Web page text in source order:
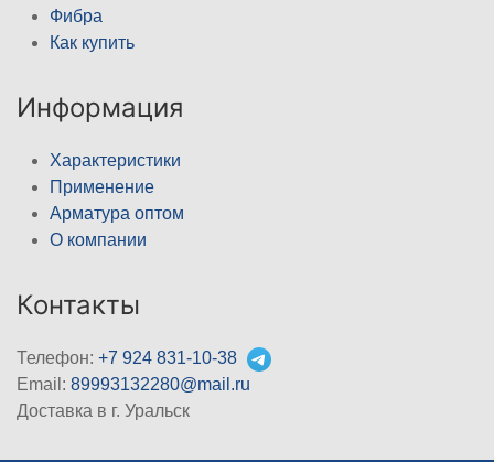
Фибра
Как купить
Информация
Характеристики
Применение
Арматура оптом
О компании
Контакты
Телефон: +7 924 831-10-38
Email: 89993132280@mail.ru
Доставка в г. Уральск